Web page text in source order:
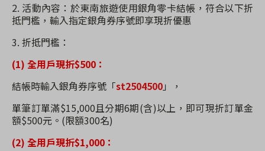
2. 活動內容：於東南旅遊使用銀角零卡結帳，符合以下折
抵門檻，輸入指定銀角券序號即享現折優惠
3. 折抵門檻：
(1) 全用戶現折$500：
結帳時輸入銀角券序號「st2504500」，
單筆訂單滿$15,000且分期6期(含)以上，即可現折訂單金
額$500元。(限額300名)
(2) 全用戶現折$1,000：